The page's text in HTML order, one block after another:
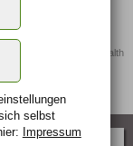
Quelle: Men's Health
selbst
Impressum